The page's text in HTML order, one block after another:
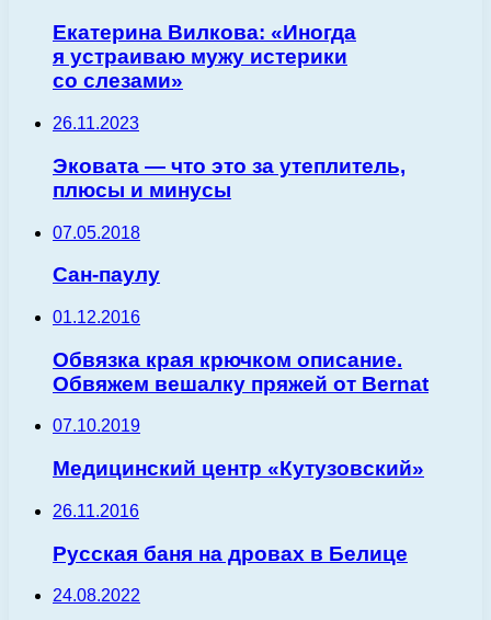
Екатерина Вилкова: «Иногда
я устраиваю мужу истерики
со слезами»
26.11.2023
Эковата — что это за утеплитель,
плюсы и минусы
07.05.2018
Сан-паулу
01.12.2016
Обвязка края крючком описание.
Обвяжем вешалку пряжей от Bernat
07.10.2019
Медицинский центр «Кутузовский»
26.11.2016
Русская баня на дровах в Белице
24.08.2022